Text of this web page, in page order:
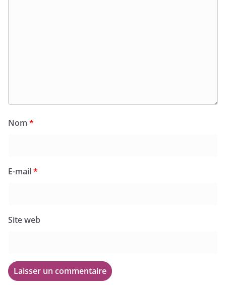
Nom *
E-mail*
Site web